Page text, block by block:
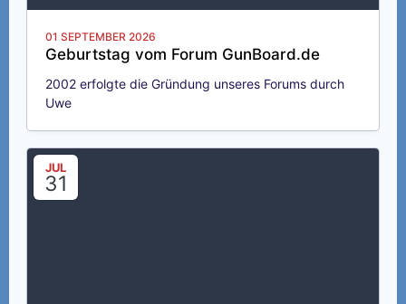
01 SEPTEMBER 2026
Geburtstag vom Forum GunBoard.de
2002 erfolgte die Gründung unseres Forums durch
Uwe
JUL
31